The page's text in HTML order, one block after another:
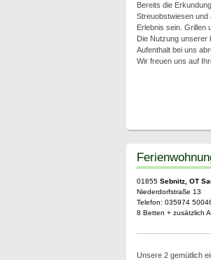
Bereits die
Streuobstwiesen und
Erlebnis sein. Grillen
Die Nutzung unserer
Aufenthalt bei uns
Wir freuen uns auf
01855 Sebnitz, OT
Niederdorfstraße 13
Telefon: 035974
8 Betten + zusätzlich
Unsere 2 gemütlich